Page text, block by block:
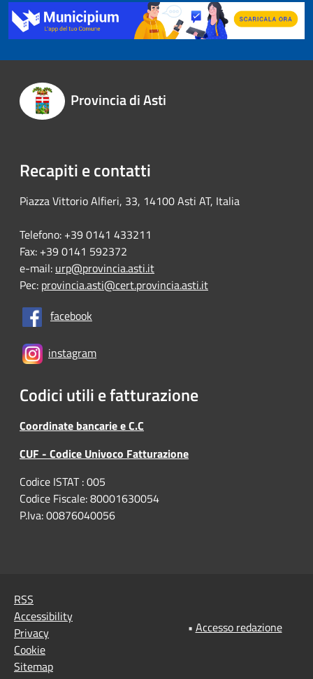
Provincia di Asti
Recapiti e contatti
Piazza Vittorio Alfieri, 33, 14100 Asti AT, Italia
Telefono: +39 0141 433211
Fax: +39 0141 592372
e-mail: urp@provincia.asti.it
Pec: provincia.asti@cert.provincia.asti.it
facebook
instagram
Codici utili e fatturazione
Coordinate bancarie e C.C
CUF - Codice Univoco Fatturazione
Codice ISTAT : 005
Codice Fiscale: 80001630054
P.Iva: 00876040056
RSS
Accessibility
Privacy
Cookie
Sitemap
• Accesso redazione